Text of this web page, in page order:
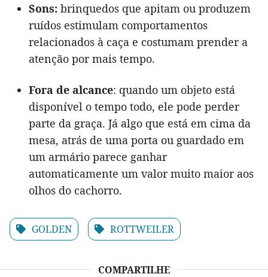
Sons: brinquedos que apitam ou produzem
ruídos estimulam comportamentos
relacionados à caça e costumam prender a
atenção por mais tempo.
Fora de alcance: quando um objeto está
disponível o tempo todo, ele pode perder
parte da graça. Já algo que está em cima da
mesa, atrás de uma porta ou guardado em
um armário parece ganhar
automaticamente um valor muito maior aos
olhos do cachorro.
GOLDEN ROTTWEILER
COMPARTILHE